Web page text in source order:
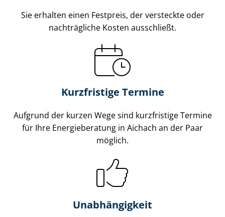
Sie erhalten einen Festpreis, der versteckte oder
nachträgliche Kosten ausschließt.
Kurzfristige Termine
Aufgrund der kurzen Wege sind kurzfristige Termine
für Ihre Energieberatung in Aichach an der Paar
möglich.
Unabhängigkeit